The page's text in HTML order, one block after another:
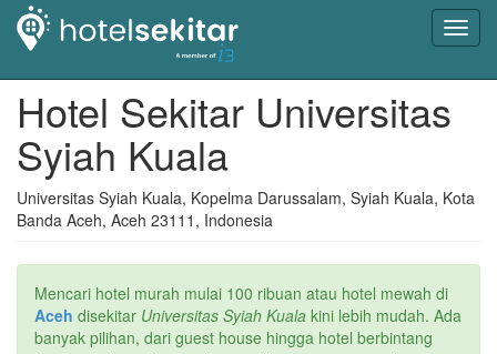
Hotel Sekitar Universitas
Syiah Kuala
Universitas Syiah Kuala, Kopelma Darussalam, Syiah Kuala, Kota
Banda Aceh, Aceh 23111, Indonesia
Mencari hotel murah mulai 100 ribuan atau hotel mewah di
Aceh disekitar Universitas Syiah Kuala kini lebih mudah. Ada
banyak pilihan, dari guest house hingga hotel berbintang